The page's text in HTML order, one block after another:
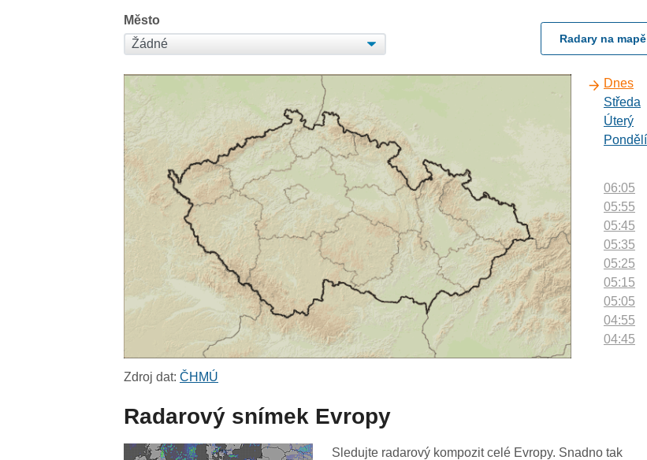
Město
Radary na mapě
Dnes
Středa
Úterý
Pondělí
06:05
05:55
05:45
05:35
05:25
05:15
05:05
04:55
04:45
03:45
Zdroj dat:ČHMÚ
Radarový snímek Evropy
Sledujte radarový kompozit celé Evropy. Snadno tak